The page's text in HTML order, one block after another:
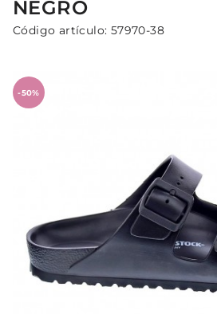
NEGRO
Código artículo: 57970-38
-50%